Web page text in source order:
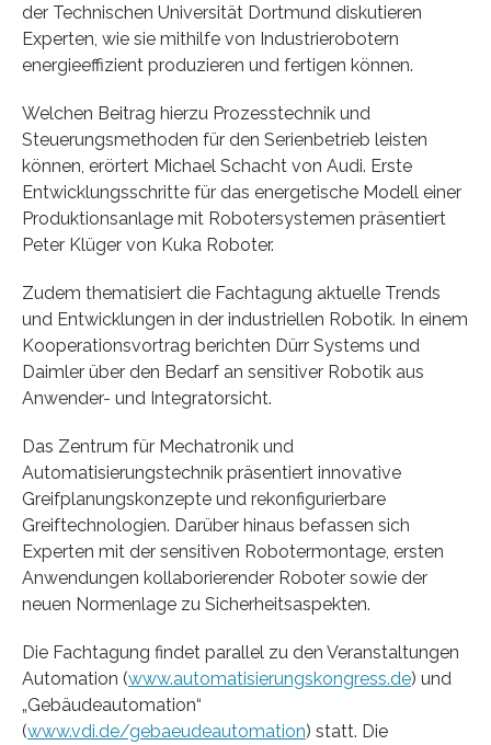
der Technischen Universität Dortmund diskutieren
Experten, wie sie mithilfe von Industrierobotern
energieeffizient produzieren und fertigen können.
Welchen Beitrag hierzu Prozesstechnik und
Steuerungsmethoden für den Serienbetrieb leisten
können, erörtert Michael Schacht von Audi. Erste
Entwicklungsschritte für das energetische Modell einer
Produktionsanlage mit Robotersystemen präsentiert
Peter Klüger von Kuka Roboter.
Zudem thematisiert die Fachtagung aktuelle Trends
und Entwicklungen in der industriellen Robotik. In einem
Kooperationsvortrag berichten Dürr Systems und
Daimler über den Bedarf an sensitiver Robotik aus
Anwender- und Integratorsicht.
Das Zentrum für Mechatronik und
Automatisierungstechnik präsentiert innovative
Greifplanungskonzepte und rekonfigurierbare
Greiftechnologien. Darüber hinaus befassen sich
Experten mit der sensitiven Robotermontage, ersten
Anwendungen kollaborierender Roboter sowie der
neuen Normenlage zu Sicherheitsaspekten.
Die Fachtagung findet parallel zu den Veranstaltungen
Automation (www.automatisierungskongress.de) und
„Gebäudeautomation“
(www.vdi.de/gebaeudeautomation) statt. Die